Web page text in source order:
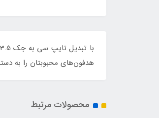
هدفون‌های محبوبتان را به
محصولات مرتبط